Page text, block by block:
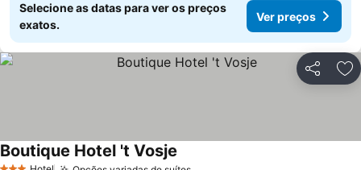
Selecione as datas para ver os preços
exatos.
Ver preços
Partilhar
Boutique Hotel 't Vosje